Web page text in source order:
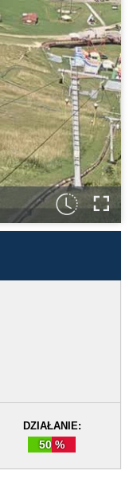
DZIAŁANIE:
50 %